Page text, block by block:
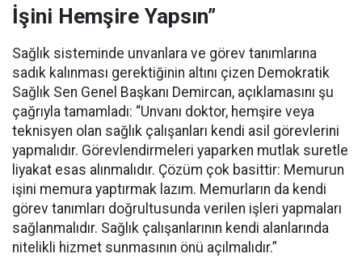
İşini Hemşire Yapsın”
Sağlık sisteminde unvanlara ve görev tanımlarına
sadık kalınması gerektiğinin altını çizen Demokratik
Sağlık Sen Genel Başkanı Demircan, açıklamasını şu
çağrıyla tamamladı: “Unvanı doktor, hemşire veya
teknisyen olan sağlık çalışanları kendi asil görevlerini
yapmalıdır. Görevlendirmeleri yaparken mutlak suretle
liyakat esas alınmalıdır. Çözüm çok basittir: Memurun
işini memura yaptırmak lazım. Memurların da kendi
görev tanımları doğrultusunda verilen işleri yapmaları
sağlanmalıdır. Sağlık çalışanlarının kendi alanlarında
nitelikli hizmet sunmasının önü açılmalıdır.”